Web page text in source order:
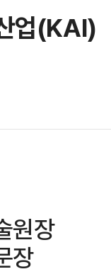
업(KAI)
원장
장